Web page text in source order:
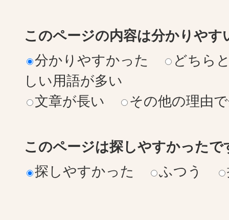
このページの内容は分かりやす
分かりやすかった
どちら
しい用語が多い
文章が長い
その他の理由
このページは探しやすかったで
探しやすかった
ふつう